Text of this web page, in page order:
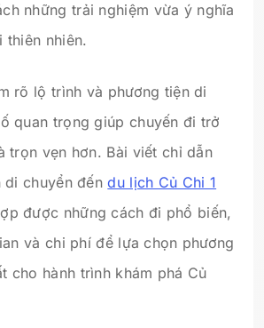
những trải nghiệm vừa ý nghĩa
thiên nhiên.
rõ lộ trình và phương tiện di
quan trọng giúp chuyến đi trở
trọn vẹn hơn. Bài viết chỉ dẫn
di chuyển đếndu lịch Củ Chi 1
được những cách đi phổ biến,
và chi phí để lựa chọn phương
cho hành trình khám phá Củ